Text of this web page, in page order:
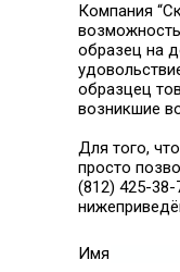
Компания
образец на
образцец
возникшие
Для того,
просто
(812) 425-38-
Имя